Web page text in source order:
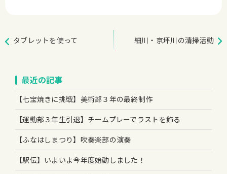
タブレットを使って 細川・京坪川の清掃活動
最近の記事
【七宝焼きに挑戦】美術部３年の最終制作
【運動部３年生引退】チームプレーでラストを飾る
【ふなはしまつり】吹奏楽部の演奏
【駅伝】いよいよ今年度始動しました！